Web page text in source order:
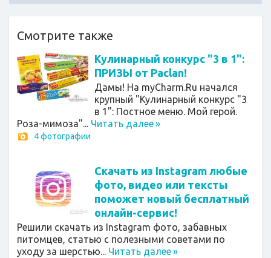
Смотрите также
Кулинарный конкурс "3 в 1":
ПРИЗЫ от Paclan!
Дамы! На myCharm.Ru начался
крупный "Кулинарный конкурс "3
в 1": Постное меню. Мой герой.
Роза-мимоза"... Читать далее»
4 фотографии
Скачать из Instagram любые
фото, видео или тексты
поможет новый бесплатный
онлайн-сервис!
Решили скачать из Instagram фото, забавных
питомцев, статью с полезными советами по
уходу за шерстью... Читать далее»